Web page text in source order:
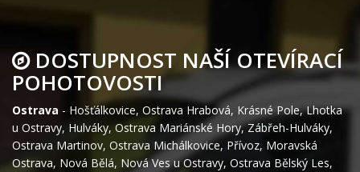
DOSTUPNOST NAŠÍ OTEVÍRACÍ
POHOTOVOSTI
Ostrava - Hošťálkovice, Ostrava Hrabová, Krásné Pole,Lhotka
u Ostravy, Hulváky, Ostrava Mariánské Hory,Zábřeh-Hulváky,
Ostrava Martinov, Ostrava Michálkovice, Přívoz, Moravská
Ostrava, Nová Bělá, Nová Ves u Ostravy, Ostrava Bělský Les,